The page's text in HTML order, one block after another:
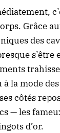
Grâce
des
la mode
côtés
— les
d’or.